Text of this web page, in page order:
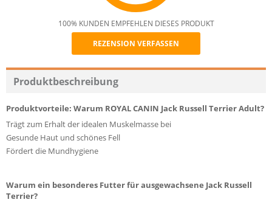
Recommend
100% KUNDEN EMPFEHLEN DIESES PRODUKT
REZENSION VERFASSEN
Produktbeschreibung
Produktvorteile: Warum ROYAL CANIN Jack Russell Terrier Adult?
Trägt zum Erhalt der idealen Muskelmasse bei
Gesunde Haut und schönes Fell
Fördert die Mundhygiene
Warum ein besonderes Futter für ausgewachsene Jack Russell
Terrier?